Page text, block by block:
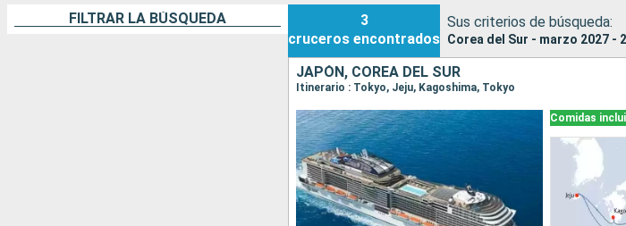
FILTRAR LA BÚSQUEDA
3
cruceros encontrados
Sus criterios de búsqueda:
Corea del Sur - marzo 2027 -
JAPÓN, COREA DEL SUR
Itinerario : Tokyo, Jeju, Kagoshima, Tokyo
Comidas